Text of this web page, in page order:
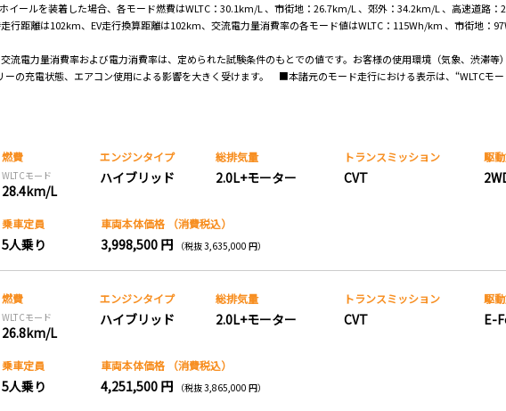
ールを装着した場合、各モード燃費はWLTC：30.1km/L 、市街地：26.7km/L 、郊外：34.2km/L 、高速道
行距離は102km、EV走行換算距離は102km、交流電力量消費率の各モード値はWLTC：115Wh/km 、市街地
流電力量消費率および電力消費率は、定められた試験条件のもとでの値です。お客様の使用環境（気象、渋滞
の充電状態、エアコン使用による影響を大きく受けます。 ■本諸元のモード走行における表示は、“WLTCモー
燃費
WLTCモード
28.4km/L
エンジンタイプ
ハイブリッド
総排気量
2.0L+モーター
トランスミッション
CVT
駆
乗車定員
5人乗り
車両本体価格 （消費税込）
3,998,500 円 （税抜 3,635,000 円）
燃費
WLTCモード
26.8km/L
エンジンタイプ
ハイブリッド
総排気量
2.0L+モーター
トランスミッション
CVT
駆
E-
乗車定員
5人乗り
車両本体価格 （消費税込）
4,251,500 円 （税抜 3,865,000 円）